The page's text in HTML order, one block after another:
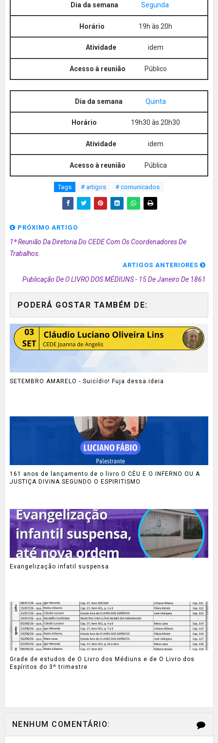
Segunda
19h às 20h
idem
Público
Quinta
19h30 às 20h30
idem
Pública
Tags # artigos # comunicados
PRÓXIMO ARTIGO
1ª Reunião Da Diretoria Do CEDE Com Os Coordenadores De
Trabalhos.
ARTIGOS ANTERIORES
Publicação De O LIVRO DOS MÉDIUNS - 15 De Janeiro De 1861
PODERÁ GOSTAR TAMBÉM DE:
SETEMBRO AMARELO - Suicídio! Fuja dessa ideia
161 anos de lançamento de o livro O CÉU E O INFERNO OU A
JUSTIÇA DIVINA SEGUNDO O ESPIRITISMO
Evangelização infatil suspensa
Grade de estudos de O Livro dos Médiuns e de O Livro dos
Espíritos do 3º trimestre
NENHUM COMENTÁRIO: